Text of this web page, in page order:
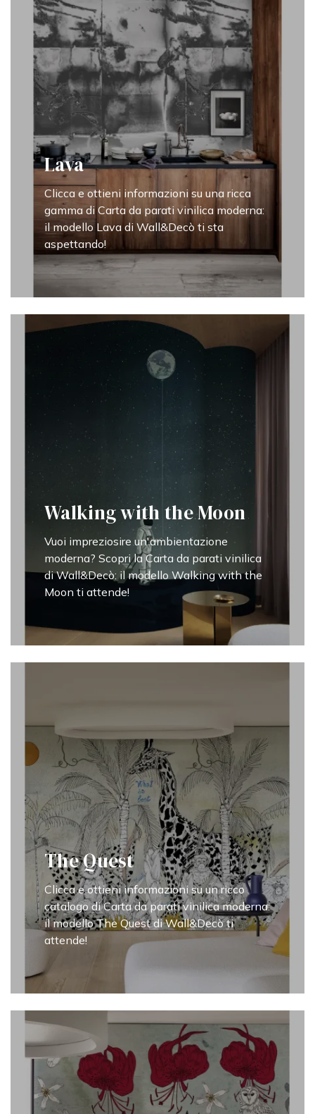
Lava
Clicca e ottieni informazioni su una ricca
gamma di Carta da parati vinilica moderna:
il modello Lava di Wall&Decò ti sta
aspettando!
Walking with the Moon
Vuoi impreziosire un'ambientazione
moderna? Scopri la Carta da parati vinilica
di Wall&Decò: il modello Walking with the
Moon ti attende!
The Quest
Clicca e ottieni informazioni su un ricco
catalogo di Carta da parati vinilica moderna:
il modello The Quest di Wall&Decò ti
attende!